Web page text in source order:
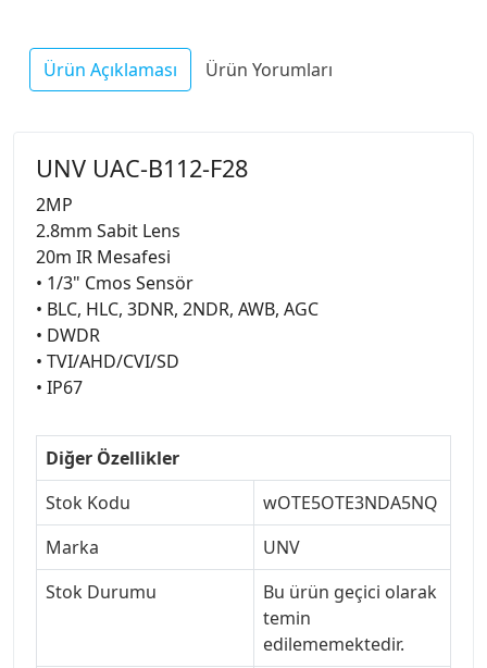
Ürün Açıklaması Ürün Yorumları
UNV UAC-B112-F28
2MP
2.8mm Sabit Lens
20m IR Mesafesi
• 1/3" Cmos Sensör
• BLC, HLC, 3DNR, 2NDR, AWB, AGC
• DWDR
• TVI/AHD/CVI/SD
• IP67
Diğer Özellikler
Stok Kodu
wOTE5OTE3NDA5NQ
Marka
UNV
Stok Durumu
Bu ürün geçici olarak
temin
edilememektedir.